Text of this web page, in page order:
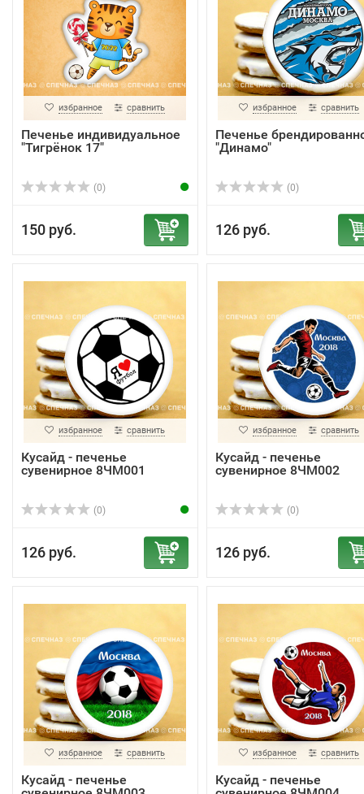
избранное сравнить
Печенье индивидуальное
"Тигрёнок 17"
(0)
150 руб.
избранное сравнить
Печенье
"Динамо"
(0)
126 руб.
избранное сравнить
Кусайд - печенье
сувенирное 8ЧМ001
(0)
126 руб.
избранное сравнить
Кусайд - печенье
сувенирное 8ЧМ002
(0)
126 руб.
избранное сравнить
Кусайд - печенье
избранное сравнить
Кусайд - печенье